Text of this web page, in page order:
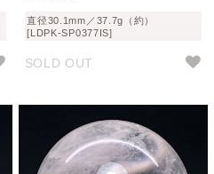
直径30.1mm／37.7g（約）
[LDPK-SP0377IS]
SOLD OUT